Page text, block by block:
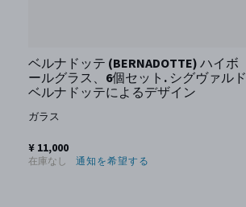
ベルナドッテ (BERNADOTTE) ハイボ
ールグラス、6個セット. シグヴァルド
ベルナドッテによるデザイン
ガラス
¥ 11,000
在庫なし 通知を希望する